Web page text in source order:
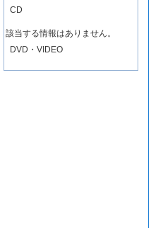
CD
該当する情報はありません。
DVD・VIDEO